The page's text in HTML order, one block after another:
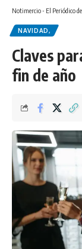
Notimercio - El Periódico
NAVIDAD,
Claves
fin de año